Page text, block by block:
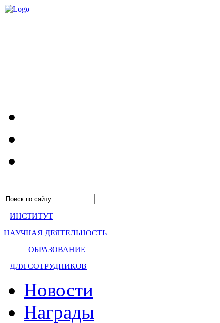
ИНСТИТУТ
НАУЧНАЯ ДЕЯТЕЛЬНОСТЬ
ОБРАЗОВАНИЕ
ДЛЯ СОТРУДНИКОВ
Новости
Награды